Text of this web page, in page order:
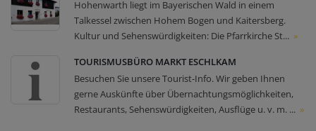
Hohenwarth liegt im Bayerischen Wald in einem
Talkessel zwischen Hohem Bogen und Kaitersberg.
Kultur und Sehenswürdigkeiten: Die Pfarrkirche St... »
TOURISMUSBÜRO MARKT ESCHLKAM
Besuchen Sie unsere Tourist-Info. Wir geben Ihnen
gerne Auskünfte über Übernachtungsmöglichkeiten,
Restaurants, Sehenswürdigkeiten, Ausflüge u. v. m. ... »